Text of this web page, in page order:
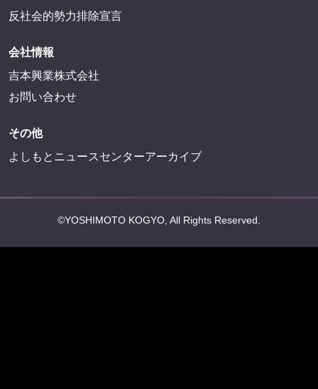
反社会的勢力排除宣言
会社情報
吉本興業株式会社
お問い合わせ
その他
よしもとニュースセンターアーカイブ
©YOSHIMOTO KOGYO, All Rights Reserved.